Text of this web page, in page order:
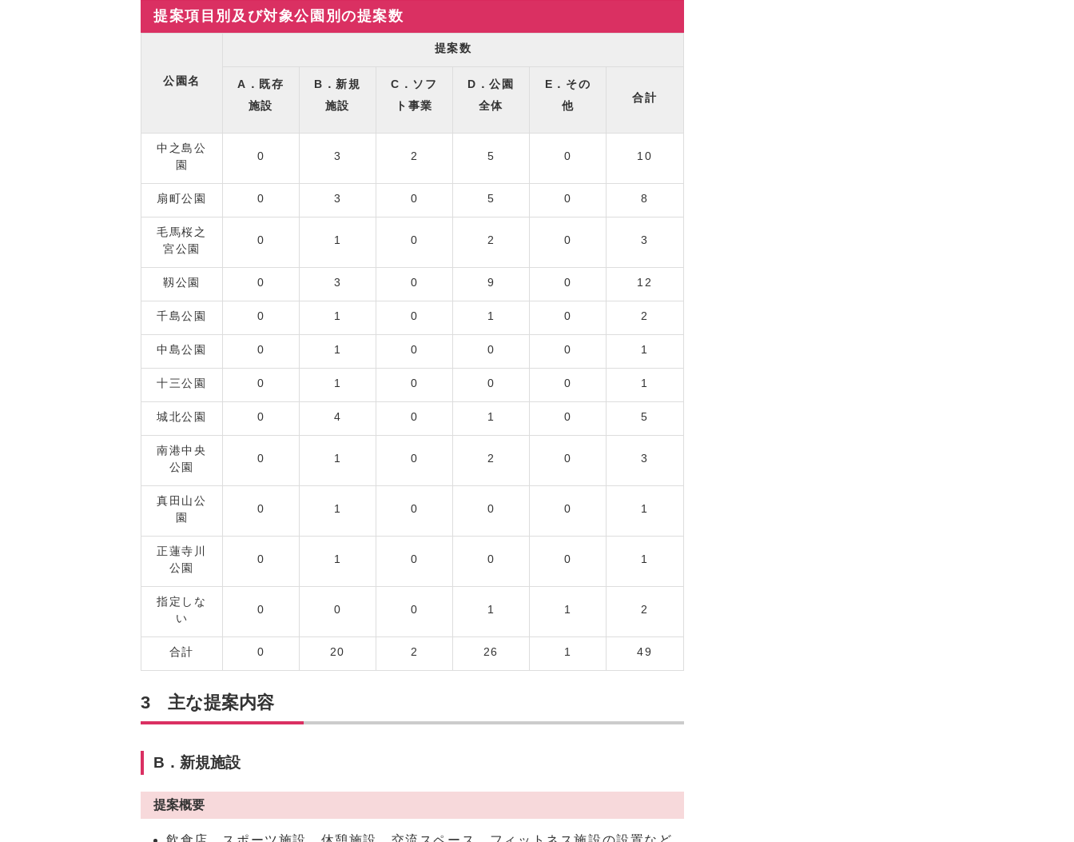
提案項目別及び対象公園別の提案数
公園名
提案数
A．既存
施設
B．新規
施設
C．ソフ
ト事業
D．公園
全体
E．その
他
合計
中之島公
園
0 3 2 5 0 10
扇町公園 0 3 0 5 0 8
毛馬桜之
宮公園
0 1 0 2 0 3
靱公園 0 3 0 9 0 12
千島公園 0 1 0 1 0 2
中島公園 0 1 0 0 0 1
十三公園 0 1 0 0 0 1
城北公園 0 4 0 1 0 5
南港中央
公園
0 1 0 2 0 3
真田山公
園
0 1 0 0 0 1
正蓮寺川
公園
0 1 0 0 0 1
指定しな
い
0 0 0 1 1 2
合計 0 20 2 26 1 49
3 主な提案内容
B．新規施設
提案概要